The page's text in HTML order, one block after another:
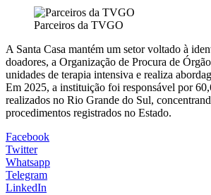
Parceiros da TVGO
A Santa Casa mantém um setor voltado à
doadores, a Organização de Procura de
unidades de terapia intensiva e realiza
Em 2025, a instituição foi responsável por
realizados no Rio Grande do Sul,
procedimentos registrados no Estado.
Facebook
Twitter
Whatsapp
Telegram
LinkedIn